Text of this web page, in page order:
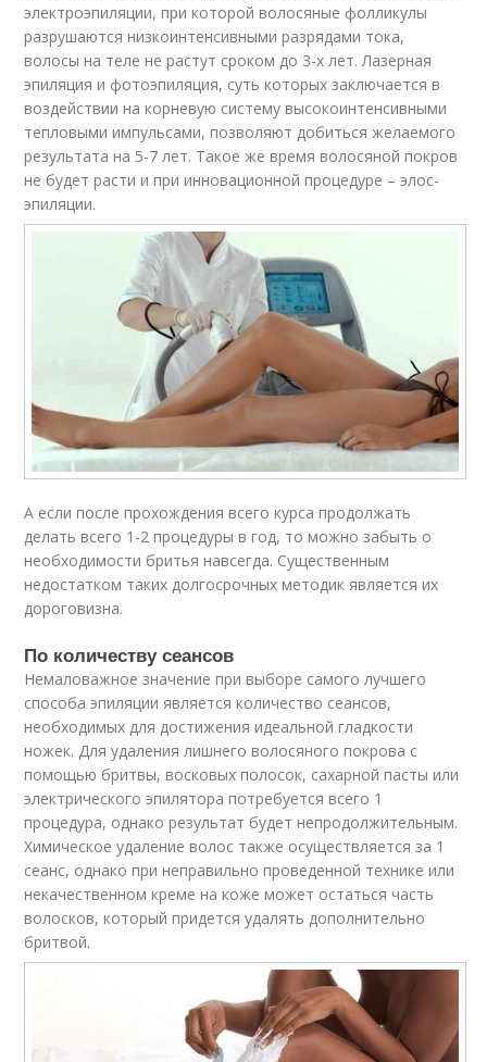
электроэпиляции, при которой волосяные фолликулы
разрушаются низкоинтенсивными разрядами тока,
волосы на теле не растут сроком до 3-х лет. Лазерная
эпиляция и фотоэпиляция, суть которых заключается в
воздействии на корневую систему высокоинтенсивными
тепловыми импульсами, позволяют добиться желаемого
результата на 5-7 лет. Такое же время волосяной покров
не будет расти и при инновационной процедуре – элос-
эпиляции.
А если после прохождения всего курса продолжать
делать всего 1-2 процедуры в год, то можно забыть о
необходимости бритья навсегда. Существенным
недостатком таких долгосрочных методик является их
дороговизна.
По количеству сеансов
Немаловажное значение при выборе самого лучшего
способа эпиляции является количество сеансов,
необходимых для достижения идеальной гладкости
ножек. Для удаления лишнего волосяного покрова с
помощью бритвы, восковых полосок, сахарной пасты или
электрического эпилятора потребуется всего 1
процедура, однако результат будет непродолжительным.
Химическое удаление волос также осуществляется за 1
сеанс, однако при неправильно проведенной технике или
некачественном креме на коже может остаться часть
волосков, который придется удалять дополнительно
бритвой.